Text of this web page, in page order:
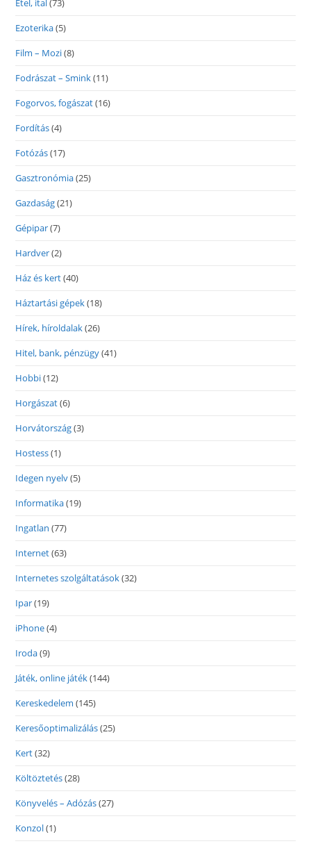
Étel, ital (73)
Ezoterika(5)
Film – Mozi(8)
Fodrászat – Smink(11)
Fogorvos, fogászat(16)
Fordítás(4)
Fotózás(17)
Gasztronómia(25)
Gazdaság(21)
Gépipar(7)
Hardver(2)
Ház és kert(40)
Háztartási gépek(18)
Hírek, híroldalak(26)
Hitel, bank, pénzügy(41)
Hobbi(12)
Horgászat(6)
Horvátország(3)
Hostess(1)
Idegen nyelv(5)
Informatika(19)
Ingatlan (77)
Internet(63)
Internetes szolgáltatások(32)
Ipar(19)
iPhone(4)
Iroda(9)
Játék, online játék(144)
Kereskedelem (145)
Keresőoptimalizálás(25)
Kert(32)
Költöztetés(28)
Könyvelés – Adózás(27)
Konzol(1)